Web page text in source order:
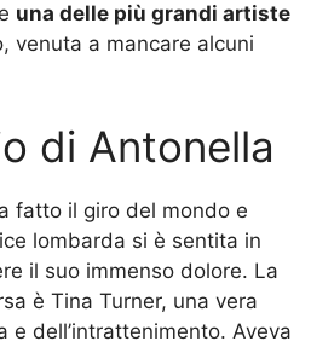
una delle più grandi artiste
venuta a mancare alcuni
di Antonella
fatto il giro del mondo e
lombarda si è sentita in
il suo immenso dolore. La
è Tina Turner, una vera
e dell’intrattenimento. Aveva